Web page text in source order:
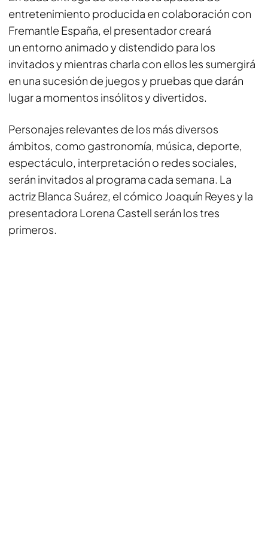
entretenimiento producida en colaboración con
Fremantle España, el presentador creará
un entorno animado y distendido para los
invitados y mientras charla con ellos les sumergirá
en una sucesión de juegos y pruebas que darán
lugar a momentos insólitos y divertidos.
Personajes relevantes de los más diversos
ámbitos, como gastronomía, música, deporte,
espectáculo, interpretación o redes sociales,
serán invitados al programa cada semana. La
actriz Blanca Suárez, el cómico Joaquín Reyes y la
presentadora Lorena Castell serán los tres
primeros.